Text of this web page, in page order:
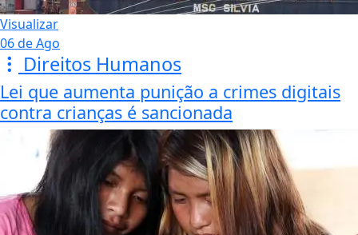
Visualizar
06 de Ago
Direitos Humanos
Lei que aumenta punição a crimes digitais
contra crianças é sancionada